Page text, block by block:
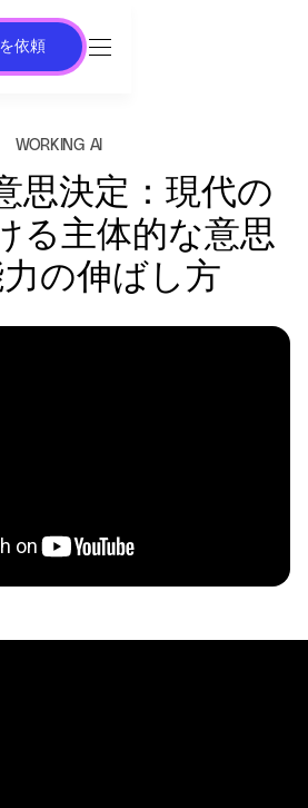
依頼
WORKING AI
思決定：現代の
る主体的な意思
の伸ばし方